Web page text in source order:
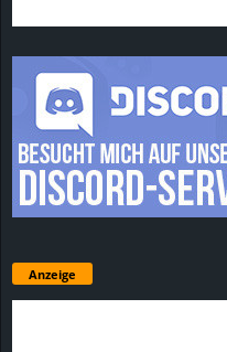
Anzeige